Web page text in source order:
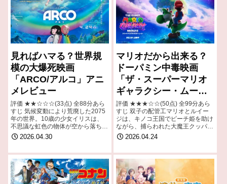
見ればハマる？世界規
模の大爆死映画
「ARCO/アルコ」アニ
メレビュー
評価 ★★☆☆☆(33点) 全88分あら
すじ 気候変動により荒廃した2075
年の世界。10歳の少女イリスは、
不思議な虹色の物体が空から落ちて
くるのを目撃する。それは、虹色の
飛行スーツでタイムトラベルが可能
ルコ…
2026.04.30
マリオだから出来る？
ドーパミン中毒映画
「ザ・スーパーマリオ
ギャラクシー・ムービ
ー」レビュー
評価 ★★★☆☆(50点) 全99分あら
すじ 双子の配管工マリオとルイー
ジは、キノコ王国でピーチ姫を助け
ながら、捕らわれた大魔王クッパの
世話をしたり、みんなの困りごとを
解決したりしていた。引用-
2026.04.24